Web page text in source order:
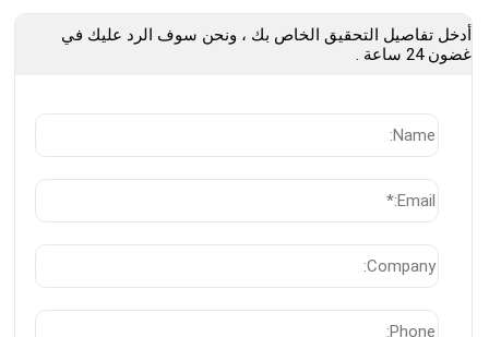
أدخل تفاصيل التحقيق الخاص بك ، ونحن سوف الرد عليك في
غضون 24 ساعة .